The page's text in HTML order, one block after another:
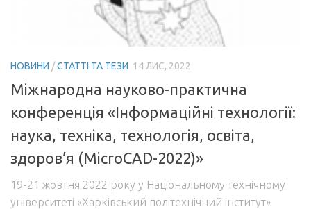
НОВИНИ /СТАТТІ ТА ТЕЗИ 14 ЛИС, 2022
Міжнародна науково-практична
конференція «Інформаційні технології:
наука, техніка, технологія, освіта,
здоров’я (MicroCAD-2022)»
19-21 жовтня 2022 року у Національному технічному
університеті «Харківський політехнічний інститут»